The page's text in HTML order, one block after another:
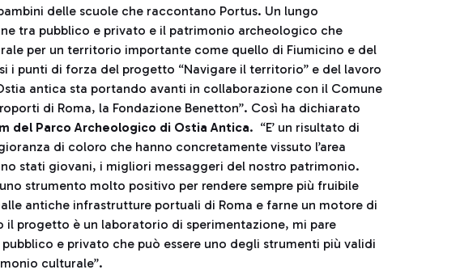
delle scuole che raccontano Portus. Un lungo
tra pubblico e privato e il patrimonio archeologico che
per un territorio importante come quello di Fiumicino e del
i punti di forza del progetto “Navigare il territorio” e del lavoro
antica sta portando avanti in collaborazione con il Comune
di Roma, la Fondazione Benetton”. Così ha dichiarato
del Parco Archeologico di Ostia Antica. “E’ un risultato di
di coloro che hanno concretamente vissuto l’area
stati giovani, i migliori messaggeri del nostro patrimonio.
strumento molto positivo per rendere sempre più fruibile
antiche infrastrutture portuali di Roma e farne un motore di
il progetto è un laboratorio di sperimentazione, mi pare
e privato che può essere uno degli strumenti più validi
culturale”.